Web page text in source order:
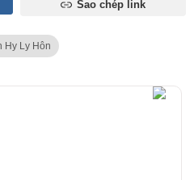
Sao chép link
Hy Ly Hôn